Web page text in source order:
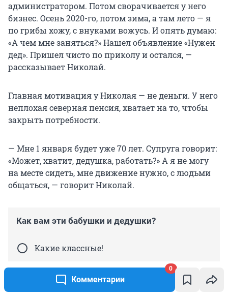
Комментарии
0
администратором. Потом сворачивается у него
бизнес. Осень 2020-го, потом зима, а там лето — я
по грибы хожу, с внуками вожусь. И опять думаю:
«А чем мне заняться?» Нашел объявление «Нужен
дед». Пришел чисто по приколу и остался, —
рассказывает Николай.
Главная мотивация у Николая — не деньги. У него
неплохая северная пенсия, хватает на то, чтобы
закрыть потребности.
— Мне 1 января будет уже 70 лет. Супруга говорит:
«Может, хватит, дедушка, работать?» А я не могу
на месте сидеть, мне движение нужно, с людьми
общаться, — говорит Николай.
Как вам эти бабушки и дедушки?
Какие классные!
Было интересно узнать их
истории